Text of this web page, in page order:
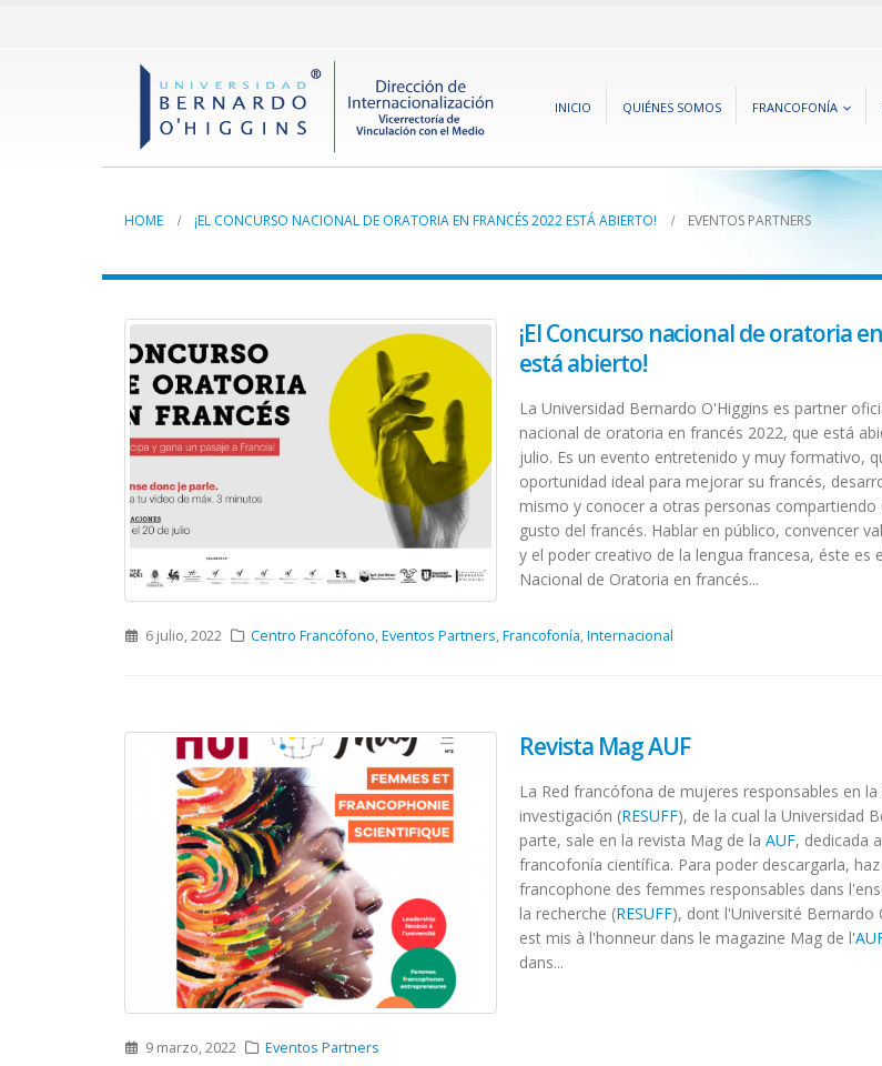
INICIO QUIÉNES SOMOS FRANCOFONÍA
HOME ¡EL CONCURSO NACIONAL DE ORATORIA EN FRANCÉS 2022 ESTÁ ABIERTO! EVENTOS PARTNERS
¡El Concurso nacional de oratoria
está abierto!
La Universidad Bernardo O'Higgins es partner
nacional de oratoria en francés 2022, que está
julio. Es un evento entretenido y muy formativo,
oportunidad ideal para mejorar su francés,
mismo y conocer a otras personas compartiendo
gusto del francés. Hablar en público, convencer
y el poder creativo de la lengua francesa, éste es
Nacional de Oratoria en francés...
6 julio, 2022 Centro Francófono,Eventos Partners,Francofonía,Internacional
Revista Mag AUF
La Red francófona de mujeres responsables en
investigación (RESUFF), de la cual la Universidad
parte, sale en la revista Mag de laAUF, dedicada
francofonía científica. Para poder descargarla,
francophone des femmes responsables dans
la recherche (RESUFF), dont l'Université Bernardo
est mis à l'honneur dans le magazine Mag de l'
dans...
9 marzo, 2022 Eventos Partners